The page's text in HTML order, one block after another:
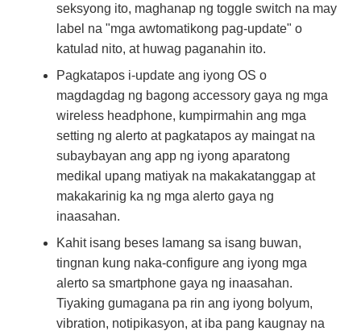
seksyong ito, maghanap ng toggle switch na may
label na "mga awtomatikong pag-update" o
katulad nito, at huwag paganahin ito.
Pagkatapos i-update ang iyong OS o
magdagdag ng bagong accessory gaya ng mga
wireless headphone, kumpirmahin ang mga
setting ng alerto at pagkatapos ay maingat na
subaybayan ang app ng iyong aparatong
medikal upang matiyak na makakatanggap at
makakarinig ka ng mga alerto gaya ng
inaasahan.
Kahit isang beses lamang sa isang buwan,
tingnan kung naka-configure ang iyong mga
alerto sa smartphone gaya ng inaasahan.
Tiyaking gumagana pa rin ang iyong bolyum,
vibration, notipikasyon, at iba pang kaugnay na